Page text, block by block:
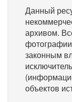
Данный
архивом.
законным
объектов